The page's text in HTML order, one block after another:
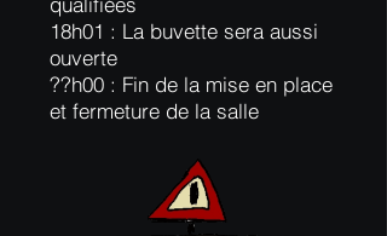
18h01 : La buvette sera aussi
ouverte
??h00 : Fin de la mise en place
et fermeture de la salle